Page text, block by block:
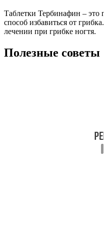
Таблетки Тербинафин –
способ избавиться от
лечении при грибке ногтя.
Полезные советы